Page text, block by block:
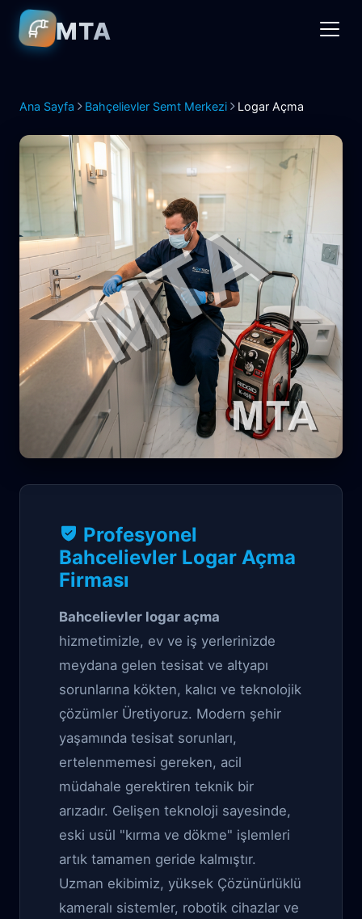
MTA
Ana Sayfa Bahçelievler Semt Merkezi Logar Açma
Bahcelievler Logar
Açma
Profesyonel
Bahcelievler Logar Açma
Firması
Bahcelievler logar açma
hizmetimizle, ev ve iş yerlerinizde
meydana gelen tesisat ve altyapı
sorunlarına kökten, kalıcı ve teknolojik
çözümler Üretiyoruz. Modern şehir
yaşamında tesisat sorunları,
ertelenmemesi gereken, acil
müdahale gerektiren teknik bir
arızadır. Gelişen teknoloji sayesinde,
eski usül "kırma ve dökme" işlemleri
artık tamamen geride kalmıştır.
Uzman ekibimiz, yüksek Çözünürlüklü
kameralı sistemler, robotik cihazlar ve